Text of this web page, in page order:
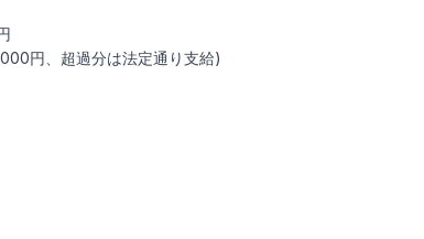
円、超過分は法定通り支給)